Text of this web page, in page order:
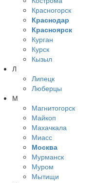
Красногорск
Краснодар
Красноярск
Курган
Курск
Кызыл
Л
Липецк
Люберцы
М
Магнитогорск
Майкоп
Махачкала
Миасс
Москва
Мурманск
Муром
Мытищи